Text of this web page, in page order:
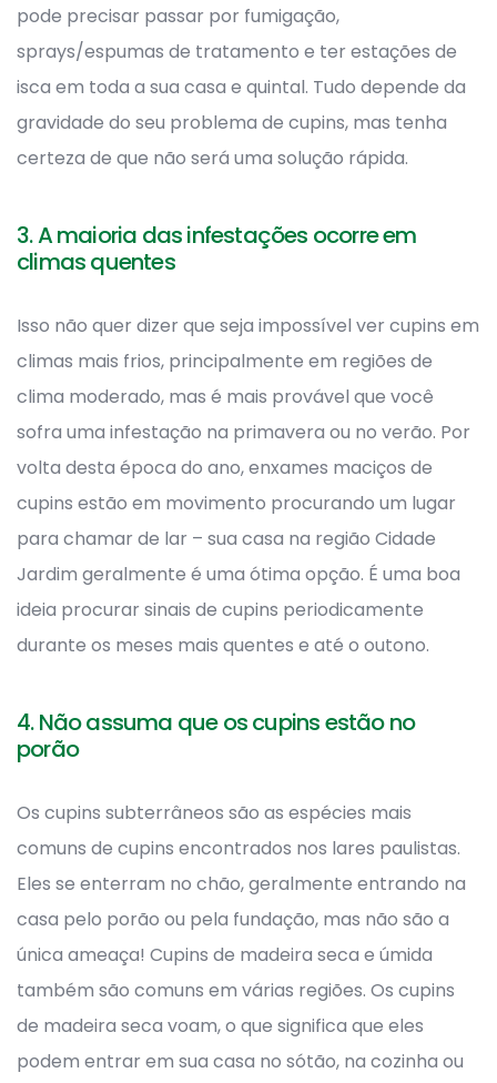
pode precisar passar por fumigação,
sprays/espumas de tratamento e ter estações de
isca em toda a sua casa e quintal. Tudo depende da
gravidade do seu problema de cupins, mas tenha
certeza de que não será uma solução rápida.
3. A maioria das infestações ocorre em
climas quentes
Isso não quer dizer que seja impossível ver cupins em
climas mais frios, principalmente em regiões de
clima moderado, mas é mais provável que você
sofra uma infestação na primavera ou no verão. Por
volta desta época do ano, enxames maciços de
cupins estão em movimento procurando um lugar
para chamar de lar – sua casa na região Cidade
Jardim geralmente é uma ótima opção. É uma boa
ideia procurar sinais de cupins periodicamente
durante os meses mais quentes e até o outono.
4. Não assuma que os cupins estão no
porão
Os cupins subterrâneos são as espécies mais
comuns de cupins encontrados nos lares paulistas.
Eles se enterram no chão, geralmente entrando na
casa pelo porão ou pela fundação, mas não são a
única ameaça! Cupins de madeira seca e úmida
também são comuns em várias regiões. Os cupins
de madeira seca voam, o que significa que eles
podem entrar em sua casa no sótão, na cozinha ou